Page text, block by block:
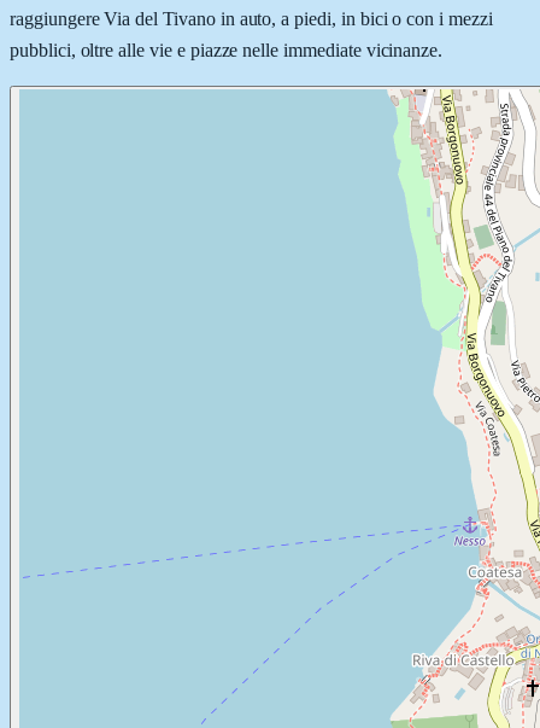
raggiungere Via del Tivano in auto, a piedi, in bici o con i mezzi
pubblici, oltre alle vie e piazze nelle immediate vicinanze.